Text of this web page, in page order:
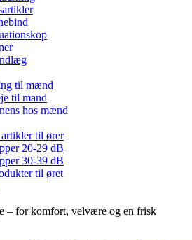
til mænd
til mand
hos mænd
til ører
20-29 dB
30-39 dB
til øret
– for komfort, velvære og en frisk